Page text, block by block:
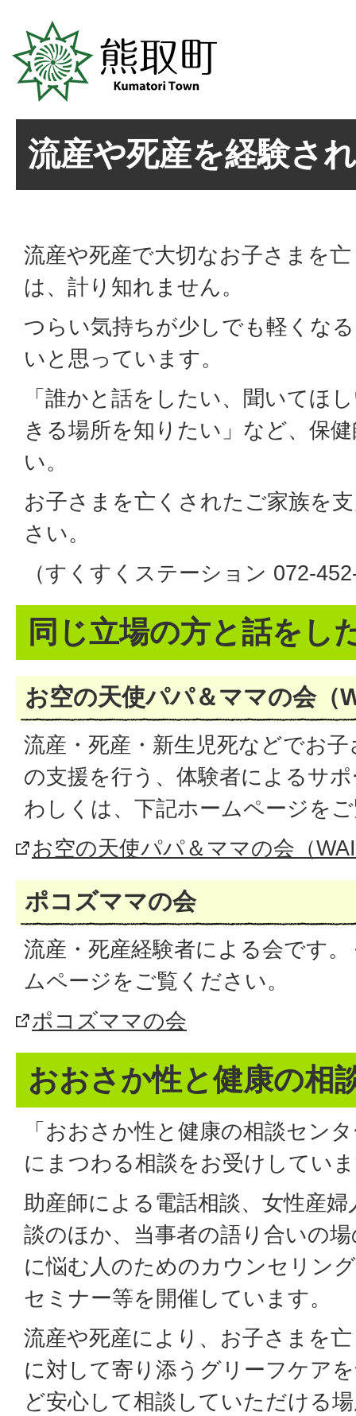
流産や死産を経験さ
流産や死産で大切なお子さまを
は、計り知れません。
つらい気持ちが少しでも軽くな
いと思っています。
「誰かと話をしたい、聞いてほ
きる場所を知りたい」など、保
い。
お子さまを亡くされたご家族を
さい。
（すくすくステーション 072-
同じ立場の方と話をし
お空の天使パパ＆ママの会（
流産・死産・新生児死などでお
の支援を行う、体験者によるサ
わしくは、下記ホームページを
お空の天使パパ＆ママの会（
ポコズママの会
流産・死産経験者による会です
ムページをご覧ください。
ポコズママの会
おおさか性と健康の相
「おおさか性と健康の相談セン
にまつわる相談をお受けしてい
助産師による電話相談、女性産
談のほか、当事者の語り合いの
に悩む人のためのカウンセリン
セミナー等を開催しています。
流産や死産により、お子さまを
に対して寄り添うグリーフケア
ど安心して相談していただける